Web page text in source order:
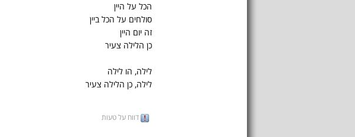
הכל על היין
סולחים על הכל ביין
זה יום היין
כן הלילה צעיר
לילה, הו לילה
לילה, כן הלילה צעיר
דווח על טעות